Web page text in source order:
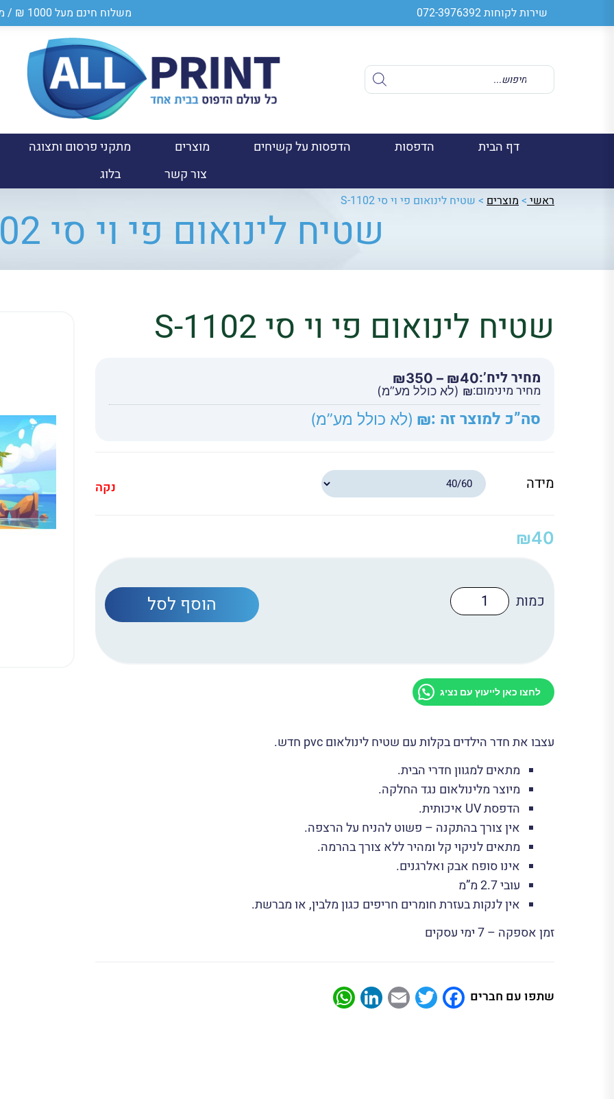
שירות לקוחות072-3976392 משלוח חינם מעל 1000 ₪ / מספר ספק במשרד הביטחון 0011024950
Products
search
דף הבית הדפסות הדפסות על קשיחים מוצרים
מתקני פרסום ותצוגה
צור קשר
בלוג
ראשי > מוצרים > שטיח לינואום פי וי סי S-1102
שטיח לינואום פי וי סי S-1102
שטיח לינואום פי וי סי S-1102
מחיר ליח’: ₪40
–
₪350
מחירים:
עד
מחיר מינימום:₪ (לא כולל מע”מ)
סה”כ למוצר זה :₪ (לא כולל מע”מ)
מידה נקה
₪40
כמות
של
שטיח
סי
S-
1102
הוסף לסל
לחצו כאן לייעוץ עם נציג
עצבו את חדר הילדים בקלות עם שטיח לינולאום pvc חדש.
מתאים למגוון חדרי הבית.
מיוצר מלינולאום נגד החלקה.
הדפסת UV איכותית.
אין צורך בהתקנה – פשוט להניח על הרצפה.
מתאים לניקוי קל ומהיר ללא צורך בהרמה.
אינו סופח אבק ואלרגנים.
עובי 2.7 מ”מ
אין לנקות בעזרת חומרים חריפים כגון מלבין, או מברשת.
זמן אספקה – 7 ימי עסקים
שתפו עם חברים Facebook
Twitter
Email
LinkedIn